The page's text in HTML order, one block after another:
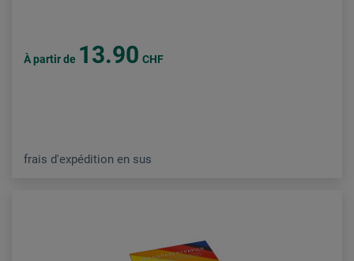
À partir de 13.90 CHF
frais d'expédition en sus